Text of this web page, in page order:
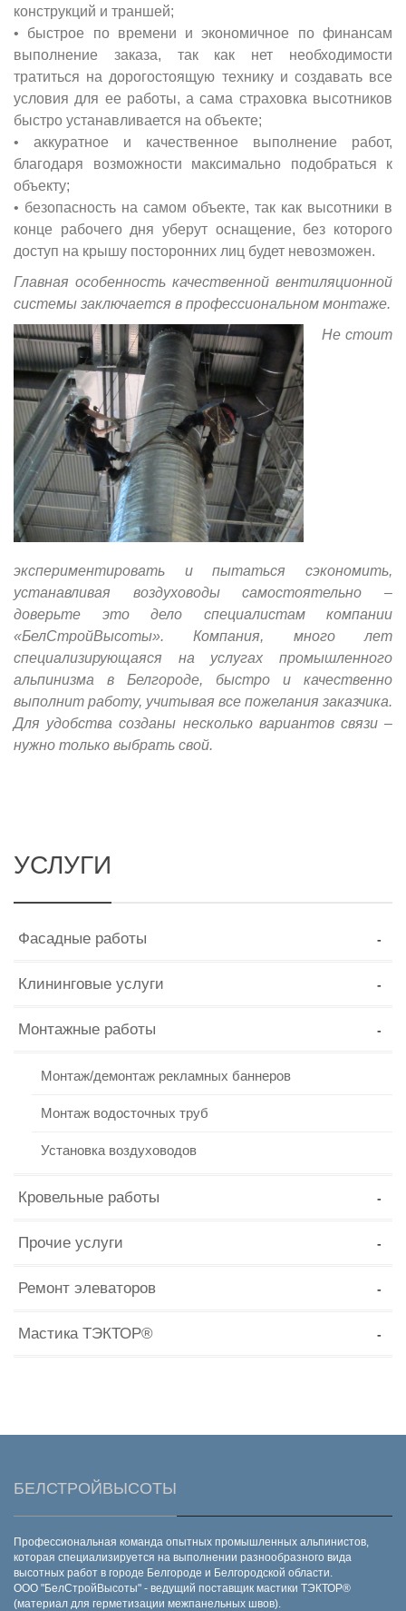
конструкций и траншей;
• быстрое по времени и экономичное по финансам
выполнение заказа, так как нет необходимости
тратиться на дорогостоящую технику и создавать все
условия для ее работы, а сама страховка высотников
быстро устанавливается на объекте;
• аккуратное и качественное выполнение работ,
благодаря возможности максимально подобраться к
объекту;
• безопасность на самом объекте, так как высотники в
конце рабочего дня уберут оснащение, без которого
доступ на крышу посторонних лиц будет невозможен.
Главная особенность качественной вентиляционной
системы заключается в профессиональном монтаже.
Не стоит
экспериментировать и пытаться сэкономить,
устанавливая воздуховоды самостоятельно –
доверьте это дело специалистам компании
«БелСтройВысоты». Компания, много лет
специализирующаяся на услугах промышленного
альпинизма в Белгороде, быстро и качественно
выполнит работу, учитывая все пожелания заказчика.
Для удобства созданы несколько вариантов связи –
нужно только выбрать свой.
УСЛУГИ
Фасадные работы
Клининговые услуги
Монтажные работы
Монтаж/демонтаж рекламных баннеров
Монтаж водосточных труб
Установка воздуховодов
Кровельные работы
Прочие услуги
Ремонт элеваторов
Мастика ТЭКТОР®
БЕЛСТРОЙВЫСОТЫ
Профессиональная команда опытных промышленных альпинистов,
которая специализируется на выполнении разнообразного вида
высотных работ в городе Белгороде и Белгородской области.
ООО "БелСтройВысоты" - ведущий поставщик мастики ТЭКТОР®
(материал для герметизации межпанельных швов).